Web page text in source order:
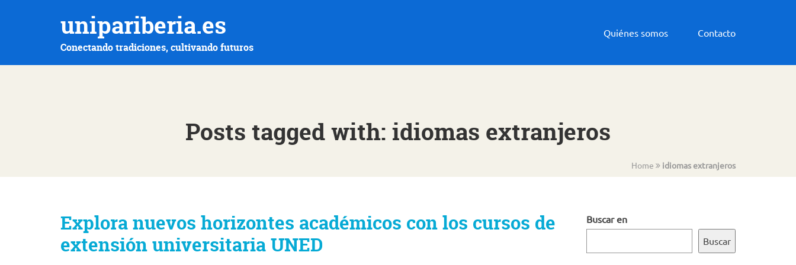
unipariberia.es
Conectando tradiciones, cultivando futuros
Quiénes somos Contacto
Posts tagged with: idiomas extranjeros
Home idiomas extranjeros
Explora nuevos horizontes académicos con los cursos de
extensión universitaria UNED
Buscar en
Buscar